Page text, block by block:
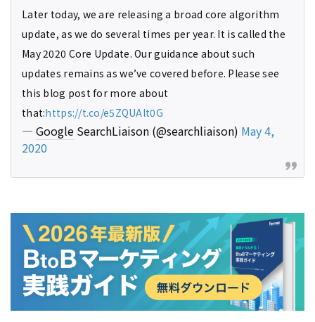
Later today, we are releasing a broad core algorithm
update, as we do several times per year. It is called the
May 2020 Core Update. Our guidance about such
updates remains as we’ve covered before. Please see
this blog post for more about
that:https://t.co/e5ZQUAlt0G
— Google SearchLiaison (@searchliaison) May 4,
2020